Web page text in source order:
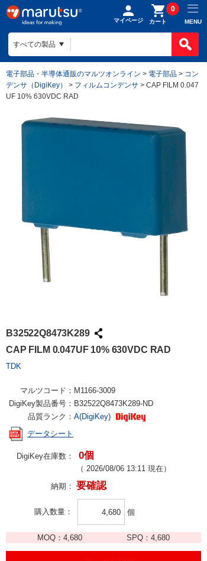
マイページ カート
0
MENU
電子部品・半導体通販のマルツオンライン > 電子部品 > コン
デンサ（DigiKey）
> フィルムコンデンサ > CAP FILM 0.047
UF 10% 630VDC RAD
B32522Q8473K289
CAP FILM 0.047UF 10% 630VDC RAD
TDK
マルツコード： M1166-3009
DigiKey製品番号： B32522Q8473K289-ND
品質ランク： A(DigiKey)
データシート
DigiKey在庫数： 0個
（ 2026/08/06 13:11 現在）
納期： 要確認
購入数量 個
MOQ： 4,680 SPQ：4,680